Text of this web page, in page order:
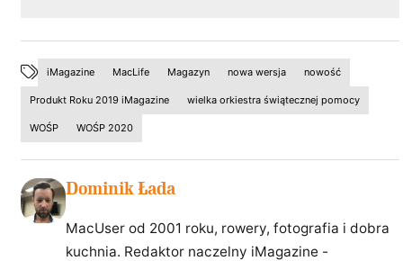
iMagazine MacLife Magazyn nowa wersja nowość
Produkt Roku 2019 iMagazine wielka orkiestra świątecznej pomocy
WOŚP WOŚP 2020
Dominik Łada
MacUser od 2001 roku, rowery, fotografia i dobra
kuchnia. Redaktor naczelny iMagazine -